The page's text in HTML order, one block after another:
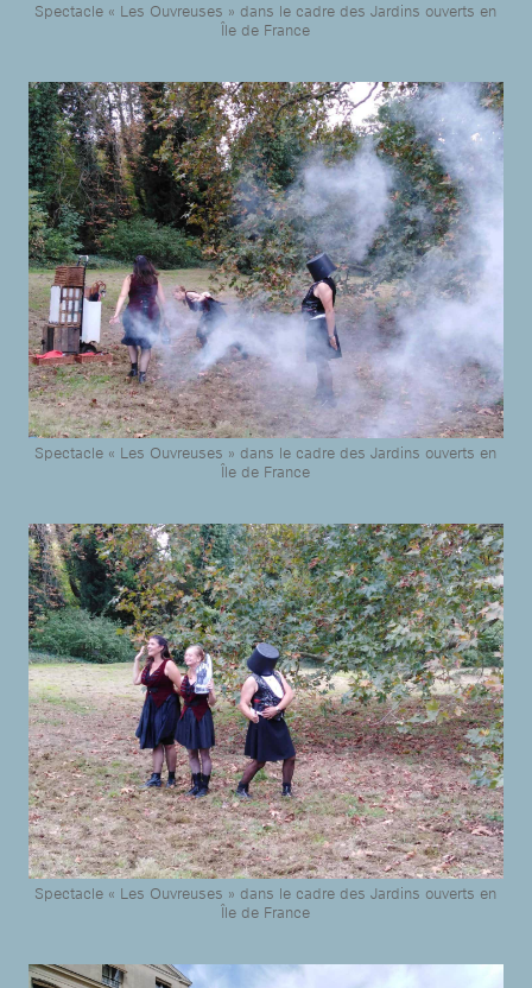
Spectacle « Les Ouvreuses » dans le cadre des Jardins ouverts en
Île de France
Spectacle « Les Ouvreuses » dans le cadre des Jardins ouverts en
Île de France
Spectacle « Les Ouvreuses » dans le cadre des Jardins ouverts en
Île de France